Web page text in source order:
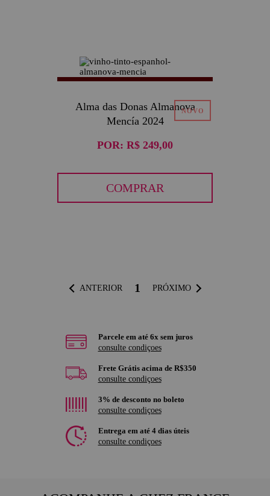
Alma das Donas Almanova
Mencía 2024
POR: R$ 249,00
COMPRAR
ANTERIOR 1 PRÓXIMO
Parcele em até 6x sem juros
consulte condiçoes
Frete Grátis acima de R$350
consulte condiçoes
3% de desconto no boleto
consulte condiçoes
Entrega em até 4 dias úteis
consulte condiçoes